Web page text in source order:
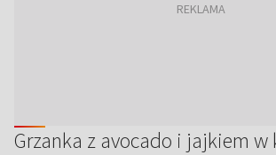
Grzanka z avocado i jajkiem w